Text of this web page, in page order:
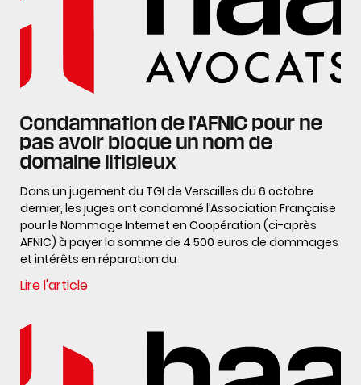
Condamnation de l’AFNIC pour ne
pas avoir bloqué un nom de
domaine litigieux
Dans un jugement du TGI de Versailles du 6 octobre
dernier, les juges ont condamné l’Association Française
pour le Nommage Internet en Coopération (ci-après
AFNIC) à payer la somme de 4 500 euros de dommages
et intérêts en réparation du
Lire l'article